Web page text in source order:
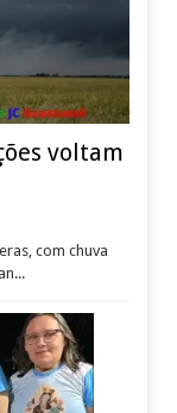
voltam
com chuva